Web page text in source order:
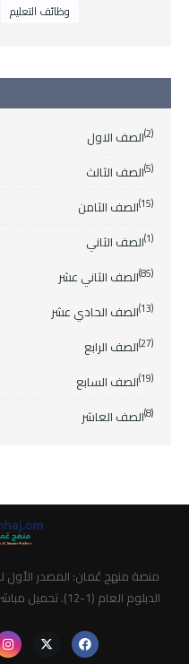
وظائف التعليم
الصف الاول (2)
الصف الثالث (5)
الصف الثامن (15)
الصف الثاني (1)
الصف الثاني عشر (85)
الصف الحادي عشر (13)
الصف الرابع (27)
الصف السابع (19)
الصف العاشر (8)
منصة منهج عُمان: المصدر الأول
الدبلوم العام (1-12). تحميل مباشر للملخصات والمناهج العمانية الحديثة.